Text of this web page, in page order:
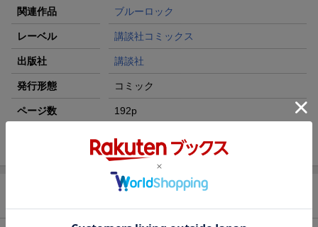
関連作品 ブルーロック
レーベル 講談社コミックス
出版社 講談社
発行形態 コミック
ページ数 192p